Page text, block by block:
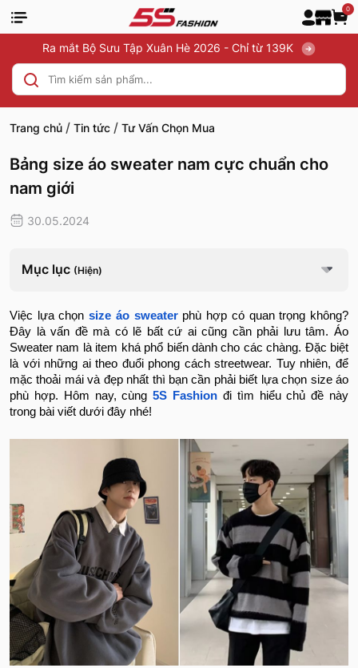
0
Ra mắt Bộ Sưu Tập Xuân Hè 2026 - Chỉ từ 139K
Trang chủ / Tin tức / Tư Vấn Chọn Mua
Bảng size áo sweater nam cực chuẩn cho
nam giới
30.05.2024
Mục lục (Hiện)
Việc lựa chọnsize áo sweater phù hợp có quan trọng không?
Đây là vấn đề mà có lẽ bất cứ ai cũng cần phải lưu tâm. Áo
Sweater nam là item khá phổ biến dành cho các chàng. Đặc biệt
là với những ai theo đuổi phong cách streetwear. Tuy nhiên, để
mặc thoải mái và đẹp nhất thì bạn cần phải biết lựa chọn size áo
phù hợp. Hôm nay, cùng5S Fashion đi tìm hiểu chủ đề này
trong bài viết dưới đây nhé!